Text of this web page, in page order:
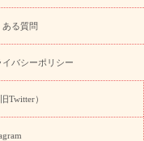
見舞い 花のギフト特集
特集
おすすめランキング
敬
敬老の日 花とセットギ
のギフト一覧
キャン
コラボキャンペーン
誕生日の花を探す
フト特集
ある質問
イバシーポリシー
Twitter）